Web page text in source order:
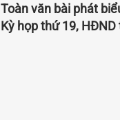
Toàn văn bài phát
Kỳ họp thứ 19,